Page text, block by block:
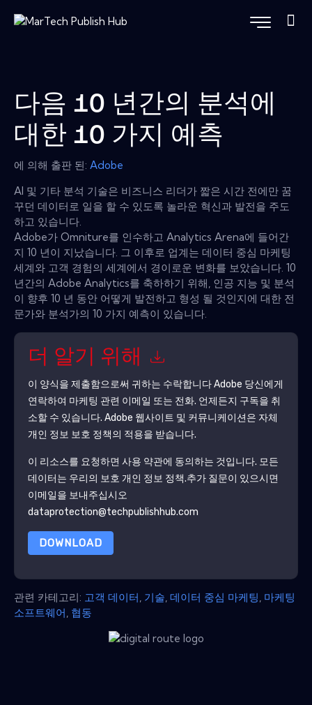
다음 10 년간의 분석에
대한 10 가지 예측
에 의해 출판 된: Adobe
AI 및 기타 분석 기술은 비즈니스 리더가 짧은 시간 전에만 꿈
꾸던 데이터로 일을 할 수 있도록 놀라운 혁신과 발전을 주도
하고 있습니다.
Adobe가 Omniture를 인수하고 Analytics Arena에 들어간
지 10 년이 지났습니다. 그 이후로 업계는 데이터 중심 마케팅
세계와 고객 경험의 세계에서 경이로운 변화를 보았습니다. 10
년간의 Adobe Analytics를 축하하기 위해, 인공 지능 및 분석
이 향후 10 년 동안 어떻게 발전하고 형성 될 것인지에 대한 전
문가와 분석가의 10 가지 예측이 있습니다.
더 알기 위해
이 양식을 제출함으로써 귀하는 수락합니다Adobe 당신에게
연락하여 마케팅 관련 이메일 또는 전화. 언제든지 구독을 취
소할 수 있습니다. Adobe 웹사이트 및 커뮤니케이션은 자체
개인 정보 보호 정책의 적용을 받습니다.
이 리소스를 요청하면 사용 약관에 동의하는 것입니다. 모든
데이터는 우리의 보호 개인 정보 정책.추가 질문이 있으시면
이메일을 보내주십시오
dataprotection@techpublishhub.com
DOWNLOAD
관련 카테고리: 고객 데이터 기술 데이터 중심 마케팅 마케팅
소프트웨어 협동